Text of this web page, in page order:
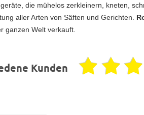
die mühelos zerkleinern, kneten,
aller Arten von Säften und Gerichten.
ganzen Welt verkauft.
Kunden